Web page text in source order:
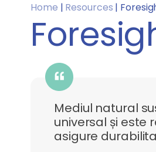
Home | Resources |
Mediul natural
universal și este
asigure